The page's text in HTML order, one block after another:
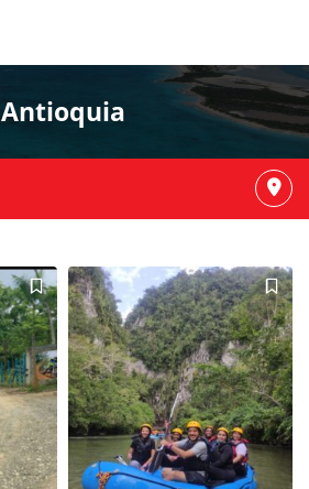
Antioquia